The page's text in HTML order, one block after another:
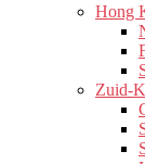
Hong
Zuid-